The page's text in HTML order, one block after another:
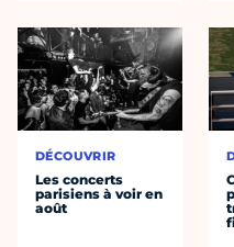
DÉCOUVRIR
Les concerts
parisiens à voir en
août